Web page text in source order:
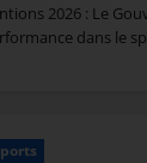
2026 : Le
dans le